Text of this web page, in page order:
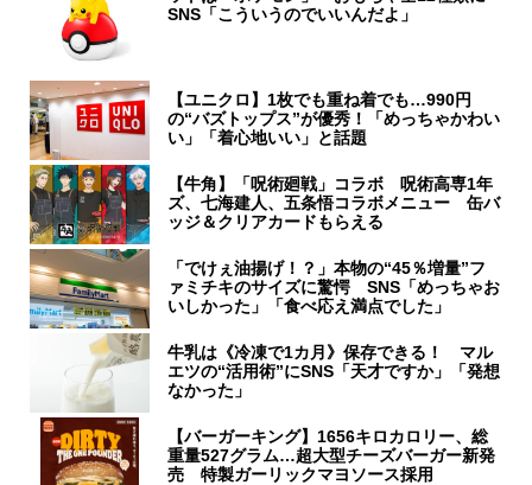
SNS「こういうのでいいんだよ」
【ユニクロ】1枚でも重ね着でも…990円
の“バズトップス”が優秀！「めっちゃかわい
い」「着心地いい」と話題
【牛角】「呪術廻戦」コラボ 呪術高専1年
ズ、七海建人、五条悟コラボメニュー 缶バ
ッジ＆クリアカードもらえる
「でけぇ油揚げ！？」本物の“45％増量”フ
ァミチキのサイズに驚愕 SNS「めっちゃお
いしかった」「食べ応え満点でした」
牛乳は《冷凍で1カ月》保存できる！ マル
エツの“活用術”にSNS「天才ですか」「発想
なかった」
【バーガーキング】1656キロカロリー、総
重量527グラム…超大型チーズバーガー新発
売 特製ガーリックマヨソース採用